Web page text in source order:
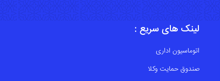
لینک های سریع :
اتوماسیون اداری
صندوق حمایت وکلا